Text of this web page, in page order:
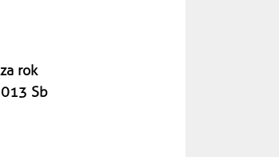
rok
Sb